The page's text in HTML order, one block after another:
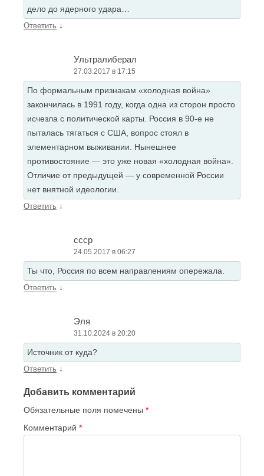
дело до ядерного удара…
Ответить ↓
Ультралиберал
27.03.2017 в 17:15
По формальным признакам «холодная война»
закончилась в 1991 году, когда одна из сторон просто
исчезла с политической карты. Россия в 90-е не
пыталась тягаться с США, вопрос стоял в
элементарном выживании. Нынешнее
противостояние — это уже новая «холодная война».
Отличие от предыдущей — у современной России
нет внятной идеологии.
Ответить ↓
ссср
24.05.2017 в 06:27
Ты что, Россия по всем направлениям опережала.
Ответить ↓
Эля
31.10.2024 в 20:20
Источник от куда?
Ответить ↓
Добавить комментарий
Обязательные поля помечены *
Комментарий *